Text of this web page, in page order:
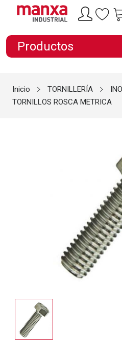
Productos
Inicio TORNILLERÍA
TORNILLOS ROSCA METRICA